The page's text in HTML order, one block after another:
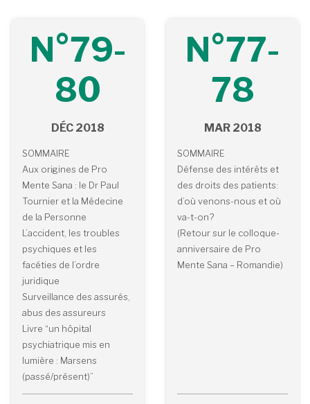
N°79-
80
DÉC 2018
SOMMAIRE
Aux origines de Pro
Mente Sana : le Dr Paul
Tournier et la Médecine
de la Personne
L’accident, les troubles
psychiques et les
facéties de l’ordre
juridique
Surveillance des assurés,
abus des assureurs
Livre “un hôpital
psychiatrique mis en
lumière : Marsens
(passé/présent)”
N°77-
78
MAR 2018
SOMMAIRE
Défense des intérêts et
des droits des patients:
d’où venons-nous et où
va-t-on?
(Retour sur le colloque-
anniversaire de Pro
Mente Sana – Romandie)